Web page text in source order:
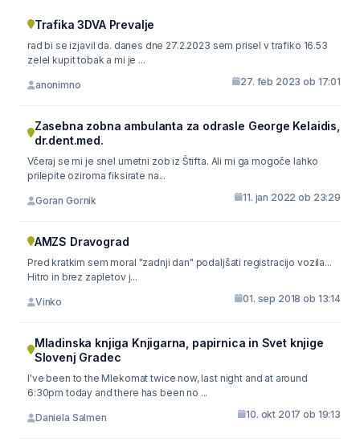
Trafika 3DVA Prevalje
rad bi se izjavil da. danes dne 27.2.2023 sem prisel v trafiko 16.53
zelel kupit tobak a mi je ...
anonimno 27. feb 2023 ob 17:01
Zasebna zobna ambulanta za odrasle George Kelaidis,
dr.dent.med.
Včeraj se mi je snel umetni zob iz Štifta. Ali mi ga mogoče lahko
prilepite oziroma fiksirate na...
Goran Gornik 11. jan 2022 ob 23:29
AMZS Dravograd
Pred kratkim sem moral "zadnji dan" podaljšati registracijo vozila...
Hitro in brez zapletov j...
Vinko 01. sep 2018 ob 13:14
Mladinska knjiga Knjigarna, papirnica in Svet knjige
Slovenj Gradec
I've been to the Mlekomat twice now, last night and at around
6:30pm today and there has been no ...
Daniela Salmen 10. okt 2017 ob 19:13